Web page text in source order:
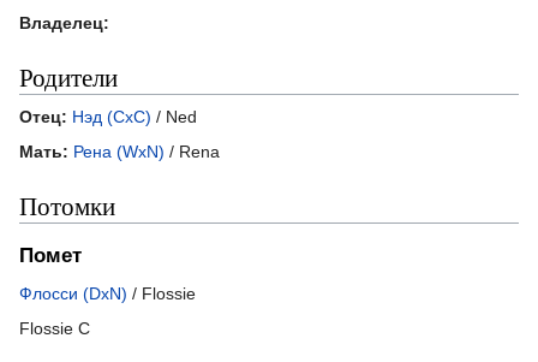
Владелец:
Родители
Отец: Нэд (CxC) / Ned
Мать: Рена (WxN) / Rena
Потомки
Помет
Флосси (DxN) / Flossie
Flossie C